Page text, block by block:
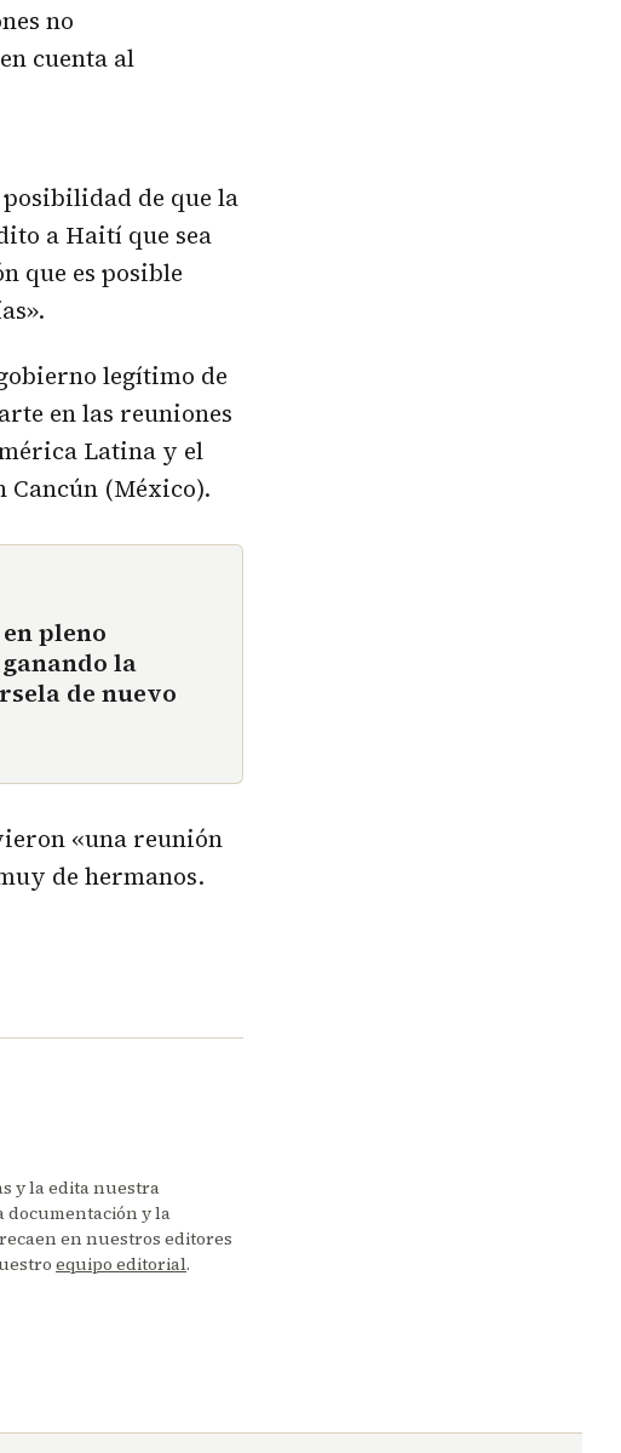
no
cuenta al
de que la
a Haití que sea
que es posible
legítimo de
en las reuniones
Latina y el
Cancún (México).
pleno
la
de nuevo
«una reunión
de hermanos.
y la edita nuestra
documentación y la
en nuestros editores
equipo editorial.